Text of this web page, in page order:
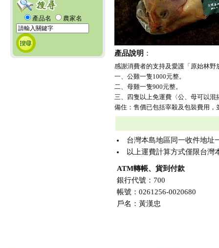
產品名 農家名
產品說明 ：
感謝消費者的支持及愛護「原始林
一、公雞一隻1000元整。
二、母雞一隻900元整。
三、四隻以上免運費〈公、母可以混
備住：售價已包括宰殺及包裝費用
台灣本島地區同一收件地址
以上運費計算方式僅限台灣
ATM轉帳、貨到付款
銀行代號：700
帳號：0261256-0020680
戶名：黃漢忠